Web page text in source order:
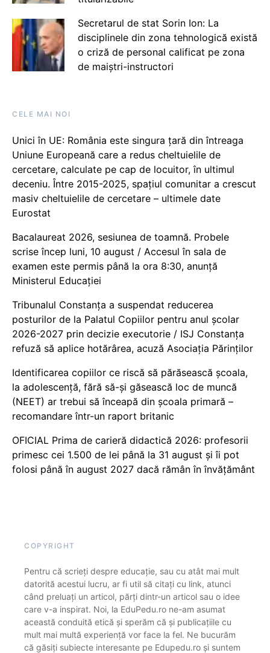
Secretarul de stat Sorin Ion: La
disciplinele din zona tehnologică există
o criză de personal calificat pe zona
de maiștri-instructori
CELE MAI NOI
Unici în UE: România este singura țară din întreaga
Uniune Europeană care a redus cheltuielile de
cercetare, calculate pe cap de locuitor, în ultimul
deceniu. Între 2015-2025, spațiul comunitar a crescut
masiv cheltuielile de cercetare – ultimele date
Eurostat
Bacalaureat 2026, sesiunea de toamnă. Probele
scrise încep luni, 10 august / Accesul în sala de
examen este permis până la ora 8:30, anunță
Ministerul Educației
Tribunalul Constanța a suspendat reducerea
posturilor de la Palatul Copiilor pentru anul școlar
2026-2027 prin decizie executorie / ISJ Constanța
refuză să aplice hotărârea, acuză Asociația Părinților
Identificarea copiilor ce riscă să părăsească școala,
la adolescență, fără să-și găsească loc de muncă
(NEET) ar trebui să înceapă din școala primară –
recomandare într-un raport britanic
OFICIAL Prima de carieră didactică 2026: profesorii
primesc cei 1.500 de lei până la 31 august și îi pot
folosi până în august 2027 dacă rămân în învățământ
COPYRIGHT
Pentru că scrieți despre educație, sau cu atât mai mult
datorită acestui lucru, ar fi util să citați cu link, atunci
când preluați un articol, părți dintr-un articol sau o idee
care v-a inspirat. Noi, la EduPedu.ro ne-am asumat
această conduită etică și sperăm că și publicațiile cu
mult mai multă experiență vor face la fel. Ne bucurăm
că găsiți subiecte interesante pe Edupedu.ro și suntem